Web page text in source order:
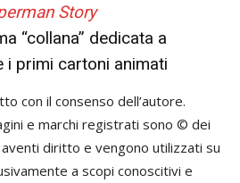
Story
“collana” dedicata a
i primi cartoni animati
con il consenso dell’autore.
e marchi registrati sono © dei
diritto e vengono utilizzati su
a scopi conoscitivi e